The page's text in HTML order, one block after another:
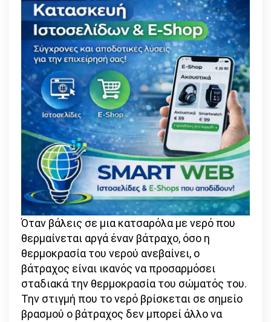
Όταν βάλεις σε μια κατσαρόλα με νερό που
θερμαίνεται αργά έναν βάτραχο, όσο η
θερμοκρασία του νερού ανεβαίνει, ο
βάτραχος είναι ικανός να προσαρμόσει
σταδιακά την θερμοκρασία του σώματός του.
Την στιγμή που το νερό βρίσκεται σε σημείο
βρασμού ο βάτραχος δεν μπορεί άλλο να